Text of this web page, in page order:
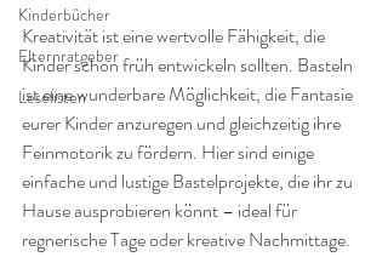
Kinderbücher
Elternratgeber
Leselisten
Kreativität ist eine wertvolle Fähigkeit, die
Kinder schon früh entwickeln sollten. Basteln
ist eine wunderbare Möglichkeit, die Fantasie
eurer Kinder anzuregen und gleichzeitig ihre
Feinmotorik zu fördern. Hier sind einige
einfache und lustige Bastelprojekte, die ihr zu
Hause ausprobieren könnt – ideal für
regnerische Tage oder kreative Nachmittage.